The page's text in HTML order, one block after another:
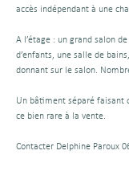
accès indépendant à une
A l’étage : un grand salon
d’enfants, une salle de
donnant sur le salon.
Un bâtiment séparé faisant
ce bien rare à la vente.
Contacter Delphine Paroux